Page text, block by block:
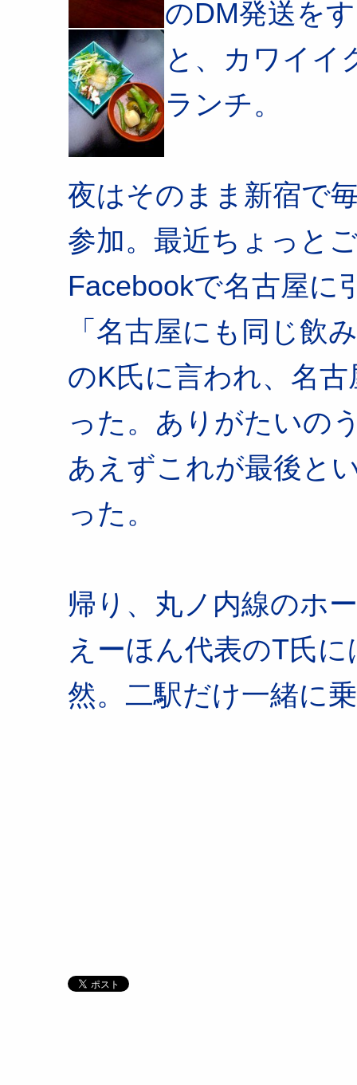
のDM発送を
と、カワイイ
ランチ。
夜はそのまま新宿で
参加。最近ちょっと
Facebookで名古屋に
「名古屋にも同じ飲
のK氏に言われ、名
った。ありがたいの
あえずこれが最後と
った。
帰り、丸ノ内線のホ
えーほん代表のT氏
然。二駅だけ一緒に